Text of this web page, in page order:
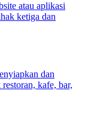
atau aplikasi
ketiga dan
dan
kafe, bar,